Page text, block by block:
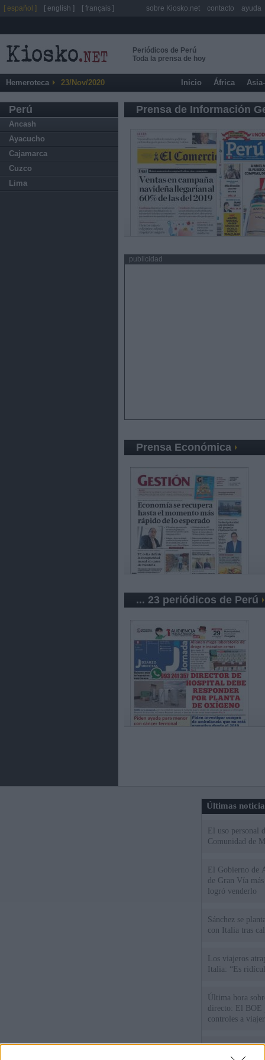
Periódicos de Perú
Toda la prensa de hoy
Hemeroteca 23/Nov/2020 Inicio África
Perú
Ancash
Ayacucho
Cajamarca
Cuzco
Lima
Prensa de Información
publicidad
Prensa Económica
... 23 periódicos de Perú
Últimas
El uso personal
Comunidad de
El Gobierno de
de Gran Vía
logró venderlo
Sánchez se
con Italia tras
Los viajeros
Italia: “Es
Última hora
directo: El BOE
controles a
Sánchez
[ español ] [ english ] [ français ] sobre Kiosko.net contacto ayuda